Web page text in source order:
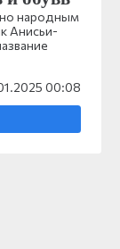
народным
Анисьи-
00:08